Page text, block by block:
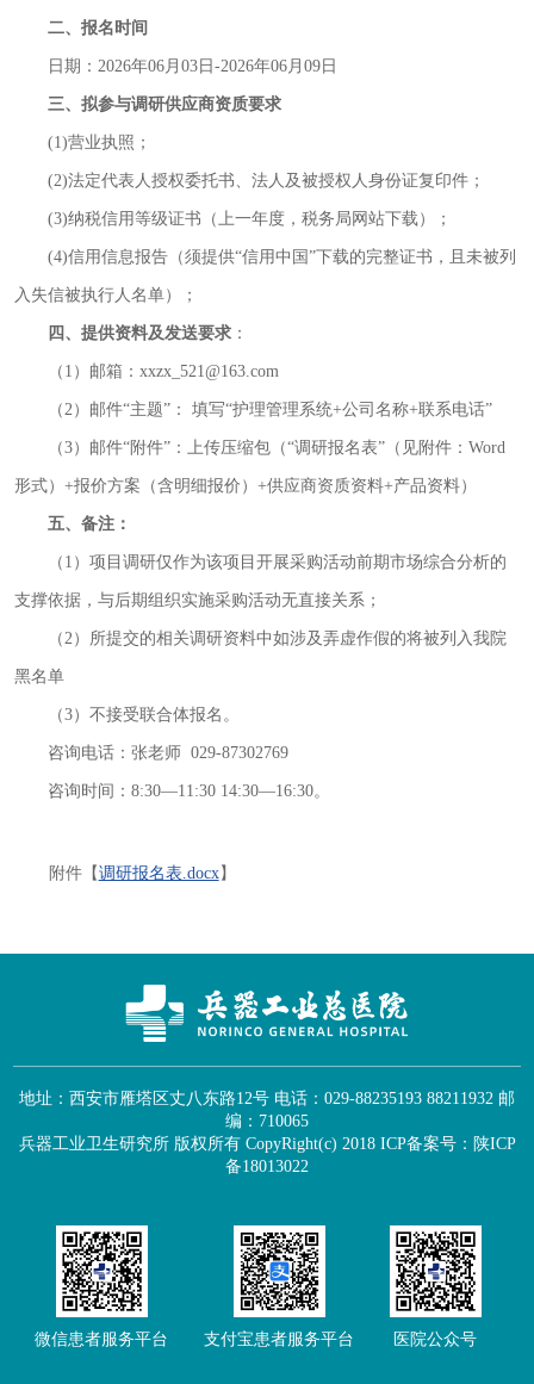
二、报名时间
日期：2026年06月03日-2026年06月09日
三、拟参与调研供应商资质要求
(1)营业执照；
(2)法定代表人授权委托书、法人及被授权人身份证复印件；
(3)纳税信用等级证书（上一年度，税务局网站下载）；
(4)信用信息报告（须提供“信用中国”下载的完整证书，且未被列
入失信被执行人名单）；
四、提供资料及发送要求：
（1）邮箱：xxzx_521@163.com
（2）邮件“主题”： 填写“护理管理系统+公司名称+联系电话”
（3）邮件“附件”：上传压缩包（“调研报名表”（见附件：Word
形式）+报价方案（含明细报价）+供应商资质资料+产品资料）
五、备注：
（1）项目调研仅作为该项目开展采购活动前期市场综合分析的
支撑依据，与后期组织实施采购活动无直接关系；
（2）所提交的相关调研资料中如涉及弄虚作假的将被列入我院
黑名单
（3）不接受联合体报名。
咨询电话： 张老师029-87302769
咨询时间：8:30—11:30 14:30—16:30。
附件【调研报名表.docx】
地址：西安市雁塔区丈八东路12号 电话：029-88235193 88211932 邮
编：710065
兵器工业卫生研究所 版权所有 CopyRight(c) 2018 ICP备案号：陕ICP
备18013022
微信患者服务平台 支付宝患者服务平台 医院公众号